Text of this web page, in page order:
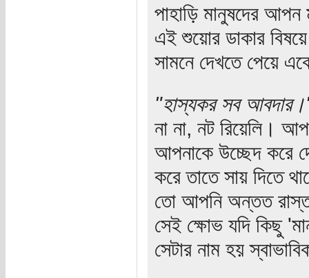
পাহাড়ি মানুষদের
এই শুয়োর ডাকার
সামনে দেখতে পেয়ে
"হাস্যকর সব
না না, নট রিয়েলি।
আপনাকে উচ্ছেদ করে
করে তাতে সায় দিতে
তো আপনি অন্তত
সেই ক্ষোভ যদি কিছু
সেটার নাম হয়